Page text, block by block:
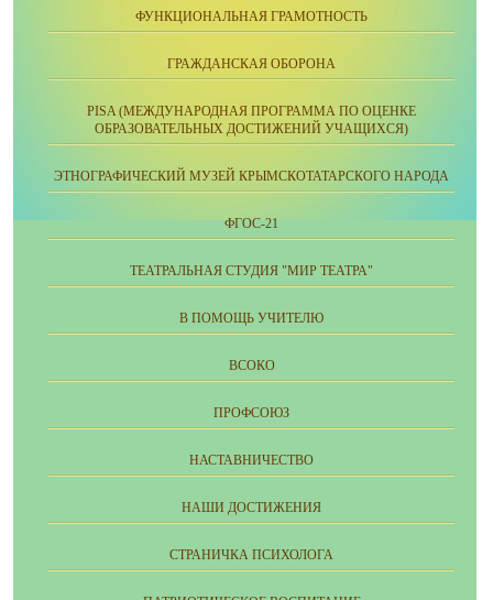
ФУНКЦИОНАЛЬНАЯ ГРАМОТНОСТЬ
ГРАЖДАНСКАЯ ОБОРОНА
PISA (МЕЖДУНАРОДНАЯ ПРОГРАММА ПО ОЦЕНКЕ
ОБРАЗОВАТЕЛЬНЫХ ДОСТИЖЕНИЙ УЧАЩИХСЯ)
ЭТНОГРАФИЧЕСКИЙ МУЗЕЙ КРЫМСКОТАТАРСКОГО НАРОДА
ФГОС-21
ТЕАТРАЛЬНАЯ СТУДИЯ "МИР ТЕАТРА"
В ПОМОЩЬ УЧИТЕЛЮ
ВСОКО
ПРОФСОЮЗ
НАСТАВНИЧЕСТВО
НАШИ ДОСТИЖЕНИЯ
СТРАНИЧКА ПСИХОЛОГА